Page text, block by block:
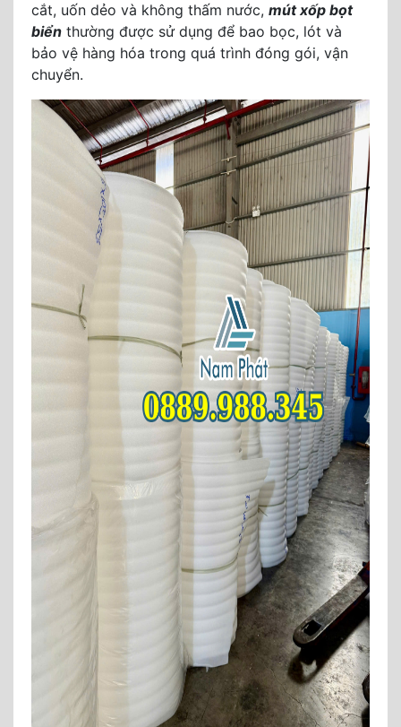
cắt, uốn dẻo và không thấm nước, mút xốp bọt
biển thường được sử dụng để bao bọc, lót và
bảo vệ hàng hóa trong quá trình đóng gói, vận
chuyển.